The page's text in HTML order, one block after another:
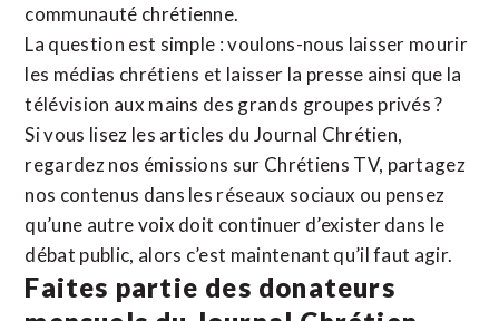
communauté chrétienne.
La question est simple : voulons-nous laisser mourir
les médias chrétiens et laisser la presse ainsi que la
télévision aux mains des grands groupes privés ?
Si vous lisez les articles du Journal Chrétien,
regardez nos émissions sur Chrétiens TV, partagez
nos contenus dans les réseaux sociaux ou pensez
qu’une autre voix doit continuer d’exister dans le
débat public, alors c’est maintenant qu’il faut agir.
Faites partie des donateurs